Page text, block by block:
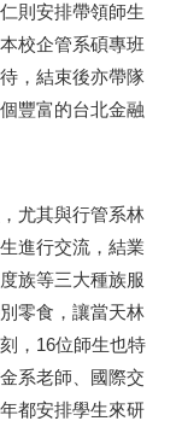
則安排帶領師生
校企管系碩專班
，結束後亦帶隊
豐富的台北金融
尤其與行管系林
進行交流，結業
族等三大種族服
零食，讓當天林
，16位師生也特
系老師、國際交
都安排學生來研